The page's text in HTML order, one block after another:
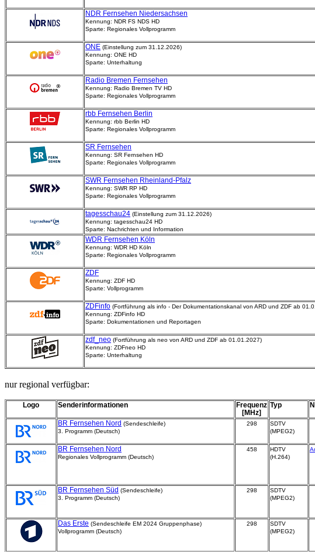
NDR Fernsehen Niedersachsen
Kennung: NDR FS NDS HD
Sparte: Regionales Vollprogramm
ONE (Einstellung zum 31.12.2026)
Kennung: ONE HD
Sparte: Unterhaltung
Radio Bremen Fernsehen
Kennung: Radio Bremen TV HD
Sparte: Regionales Vollprogramm
rbb Fernsehen Berlin
Kennung: rbb Berlin HD
Sparte: Regionales Vollprogramm
SR Fernsehen
Kennung: SR Fernsehen HD
Sparte: Regionales Vollprogramm
SWR Fernsehen Rheinland-Pfalz
Kennung: SWR RP HD
Sparte: Regionales Vollprogramm
tagesschau24 (Einstellung zum 31.12.2026)
Kennung: tagesschau24 HD
Sparte: Nachrichten und Information
WDR Fernsehen Köln
Kennung: WDR HD Köln
Sparte: Regionales Vollprogramm
ZDF
Kennung: ZDF HD
Sparte: Vollprogramm
ZDFinfo (Fortführung als info - Der Dokumentationskanal von ARD und ZDF ab
Kennung: ZDFinfo HD
Sparte: Dokumentationen und Reportagen
zdf_neo (Fortführung als neo von ARD und ZDF ab 01.01.2027)
Kennung: ZDFneo HD
Sparte: Unterhaltung
nur regional verfügbar:
Logo Senderinformationen
Frequenz
[MHz]
Typ
BR Fernsehen Nord (Sendeschleife)
3. Programm (Deutsch)
298
SDTV
(MPEG2)
BR Fernsehen Nord
Regionales Vollprogramm (Deutsch)
458
HDTV
(H.264)
BR Fernsehen Süd (Sendeschleife)
3. Programm (Deutsch)
298
SDTV
(MPEG2)
Das Erste (Sendeschleife EM 2024 Gruppenphase)
Vollprogramm (Deutsch)
298
SDTV
(MPEG2)